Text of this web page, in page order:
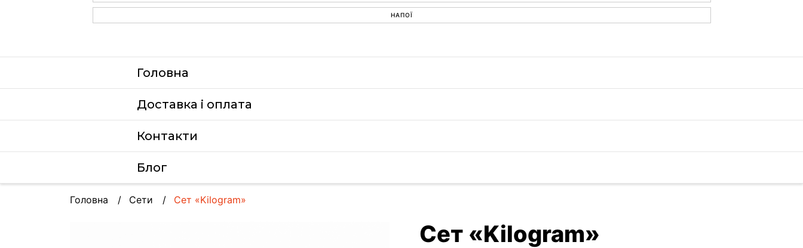
НАПОЇ
Головна
Доставка i оплата
Контакти
Блог
Головна Сети Сет «Kilogram»
Сет «Kilogram»